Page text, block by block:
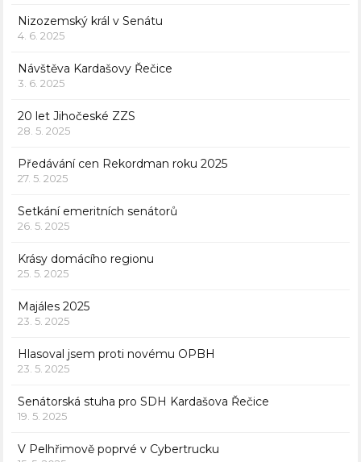
Nizozemský král v Senátu
4. 6. 2025
Návštěva Kardašovy Řečice
3. 6. 2025
20 let Jihočeské ZZS
28. 5. 2025
Předávání cen Rekordman roku 2025
27. 5. 2025
Setkání emeritních senátorů
26. 5. 2025
Krásy domácího regionu
25. 5. 2025
Majáles 2025
23. 5. 2025
Hlasoval jsem proti novému OPBH
23. 5. 2025
Senátorská stuha pro SDH Kardašova Řečice
19. 5. 2025
V Pelhřimově poprvé v Cybertrucku